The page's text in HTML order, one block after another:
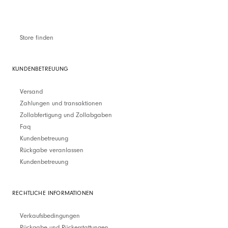
Store finden
KUNDENBETREUUNG
Versand
Zahlungen und transaktionen
Zollabfertigung und Zollabgaben
Faq
Kundenbetreuung
Rückgabe veranlassen
Kundenbetreuung
RECHTLICHE INFORMATIONEN
Verkaufsbedingungen